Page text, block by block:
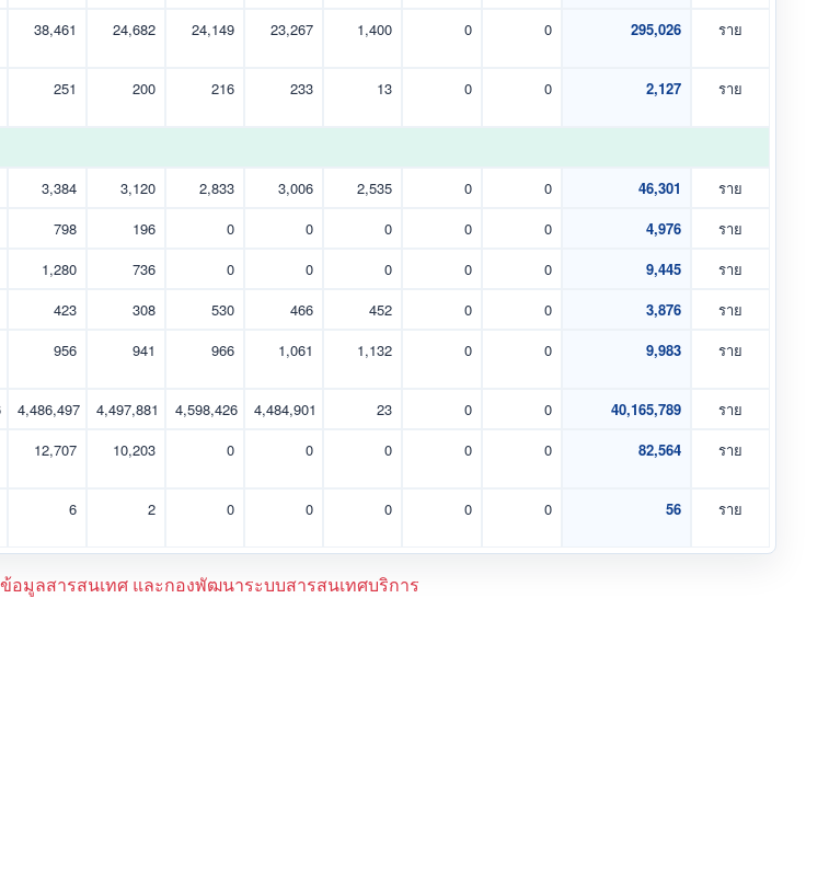
38,461 24,682 24,149 23,267 1,400 0 0 295,026 ราย
251 200 216 233 13 0 0 2,127 ราย
3,384 3,120 2,833 3,006 2,535 0 0 46,301
ราย
798 196 0 0 0 0 0 4,976
ราย
1,280 736 0 0 0 0 0 9,445
ราย
423 308 530 466 452 0 0 3,876
ราย
956 941 966 1,061 1,132 0 0 9,983 ราย
4,486,497 4,497,881 4,598,426 4,484,901 23 0 0 40,165,789
ราย
12,707 10,203 0 0 0 0 0 82,564 ราย
6 2 0 0 0 0 0 56 ราย
อมูลสารสนเทศ และกองพัฒนาระบบสารสนเทศบริการ